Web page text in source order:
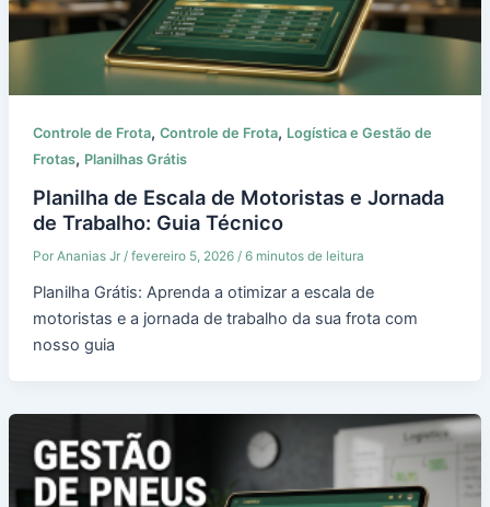
Controle de Frota, Controle de Frota, Logística e Gestão de
Frotas, Planilhas Grátis
Planilha de Escala de Motoristas e Jornada
de Trabalho: Guia Técnico
Por Ananias Jr / fevereiro 5, 2026 / 6 minutos de leitura
Planilha Grátis: Aprenda a otimizar a escala de
motoristas e a jornada de trabalho da sua frota com
nosso guia